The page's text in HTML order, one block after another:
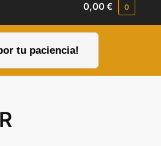
0,00€ 0
tu paciencia!